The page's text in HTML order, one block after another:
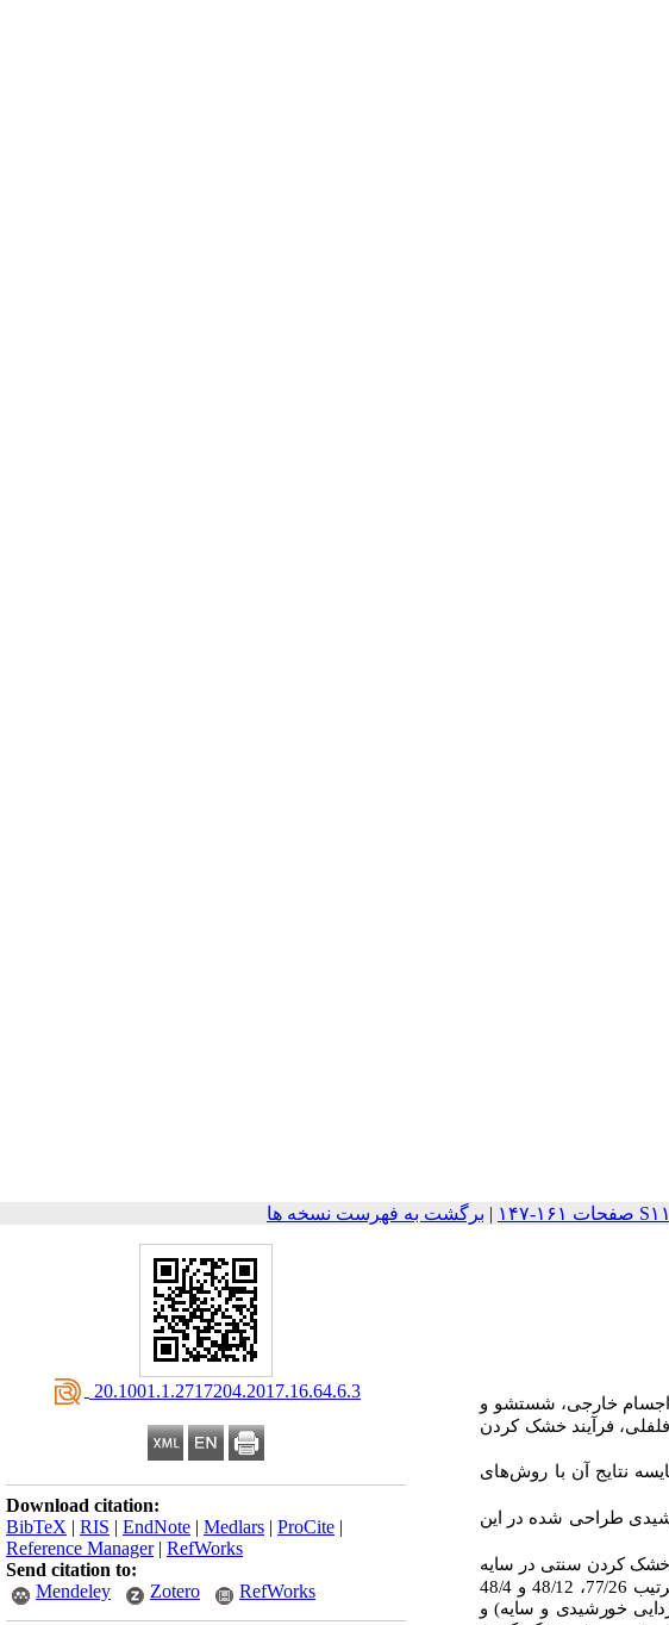
| برگشت به فهرست نسخه ها
‎ 20.1001.1.2717204.2017.16.64.6.3
Download citation:
BibTeX | RIS | EndNote | Medlars | ProCite |
Reference Manager| RefWorks
Send citation to:
Mendeley
Zotero RefWorks
اجسام خارجی، شستشو و
فرآیند خشک کردن
نتایج آن با روش‌های
طراحی شده در این
آمد که نسبت به روش‌های خشک‌ کردن سنتی در سایه
و آفتاب حدوداً 82 درصد و 55 درصد کوتاه‌تر بود. همچنین نرخ آبزدایی در روش‌های آبزدایی خورشیدی، سنتی در آفتاب و سایه به ترتیب 77/26، 48/12 و 48/4
خورشیدی و سایه) و